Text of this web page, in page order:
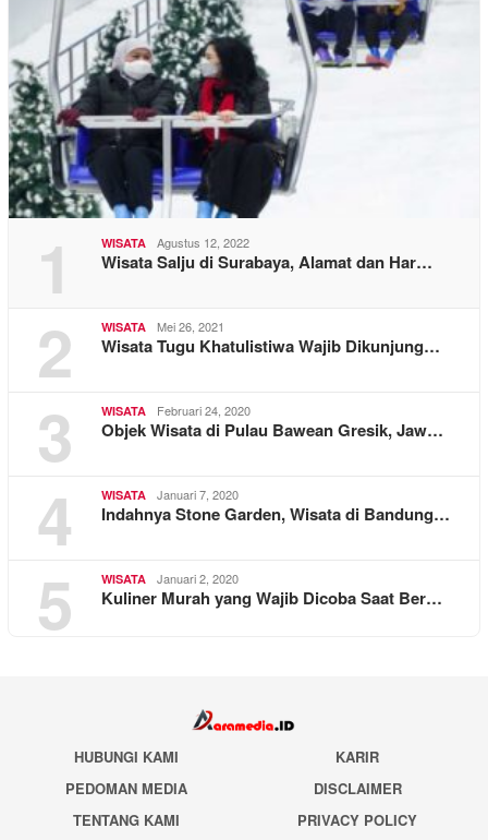
1 WISATA Agustus 12, 2022
Wisata Salju di Surabaya, Alamat dan Har…
2 WISATA Mei 26, 2021
Wisata Tugu Khatulistiwa Wajib Dikunjung…
3 WISATA Februari 24, 2020
Objek Wisata di Pulau Bawean Gresik, Jaw…
4 WISATA Januari 7, 2020
Indahnya Stone Garden, Wisata di Bandung…
5 WISATA Januari 2, 2020
Kuliner Murah yang Wajib Dicoba Saat Ber…
HUBUNGI KAMI
KARIR
PEDOMAN MEDIA
DISCLAIMER
TENTANG KAMI
PRIVACY POLICY